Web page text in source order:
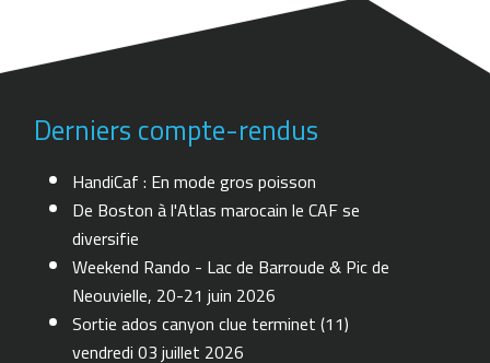
Derniers compte-rendus
HandiCaf : En mode gros poisson
De Boston à l'Atlas marocain le CAF se
diversifie
Weekend Rando - Lac de Barroude & Pic de
Neouvielle, 20-21 juin 2026
Sortie ados canyon clue terminet (11)
vendredi 03 juillet 2026